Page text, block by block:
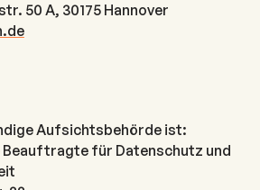
50 A, 30175 Hannover
Aufsichtsbehörde ist:
Beauftragte für Datenschutz und